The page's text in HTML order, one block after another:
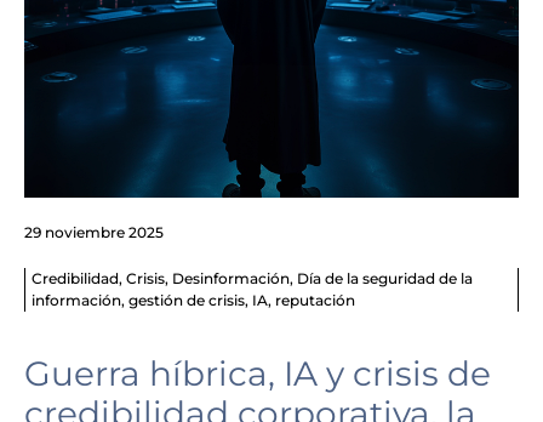
29 noviembre 2025
Credibilidad, Crisis, Desinformación, Día de la seguridad de la
información, gestión de crisis, IA, reputación
Guerra híbrica, IA y crisis de
credibilidad corporativa, la